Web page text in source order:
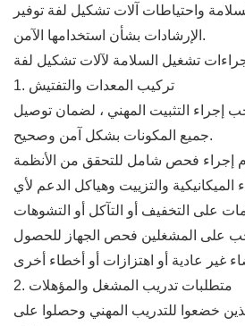
واحتياطات آلات تشكيل لفة توفير
الإرشادات بشأن استخدامها الآمن.
تشغيل السلامة لآلات تشكيل لفة
1. تركيب المعدات والتفتيش
إجراء التثبيت المهني ، لضمان توصيل
جميع المكونات بشكل آمن وصحيح.
إجراء فحص شامل للتحقق من الأنظمة
الميكانيكية والتزييت وهياكل الدعم لأي
على المشغلين فحص الجهاز للحصول
2. متطلبات تدريب المشغل والمؤهلات
خضعوا للتدريب المهني وحصلوا على